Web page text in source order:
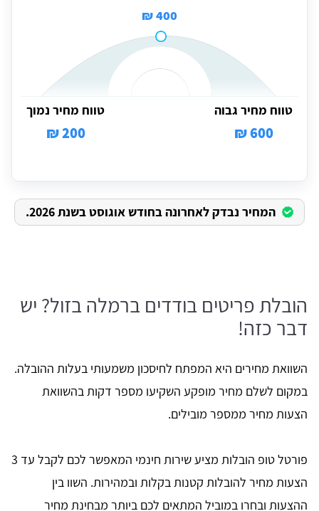
400 ₪
טווח מחיר גבוה
600 ₪
טווח מחיר נמוך
200 ₪
המחיר נבדק לאחרונה בחודש אוגוסט בשנת 2026.
הובלת פריטים בודדים ברמלה בזול? יש
דבר כזה!
השוואת מחירים היא המפתח לחיסכון משמעותי בעלות ההובלה.
במקום לשלם מחיר מופקע השקיעו מספר דקות בהשוואת
הצעות מחיר ממספר מובילים.
פורטל טופ הובלות מציע שירות חינמי המאפשר לכם לקבל עד 3
הצעות מחיר להובלות קטנות בקלות ובמהירות. השוו בין
ההצעות ובחרו במוביל המתאים לכם ביותר מבחינת מחיר